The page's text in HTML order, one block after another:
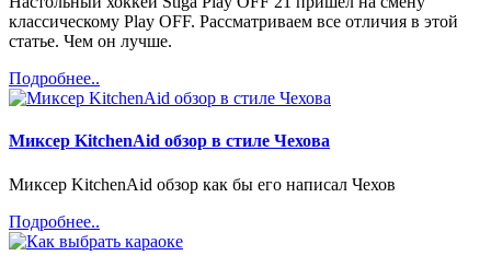
классическому Play OFF. Рассматриваем все отличия в этой
статье. Чем он лучше.
Подробнее..
Миксер KitchenAid обзор в стиле Чехова
Миксер KitchenAid обзор как бы его написал Чехов
Подробнее..